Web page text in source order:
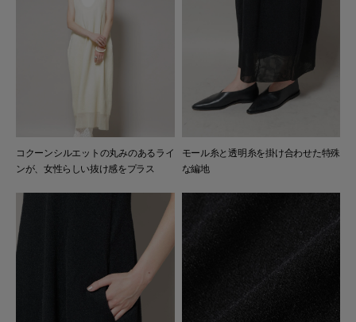
コクーンシルエットの丸みのあるライ
ンが、女性らしい抜け感をプラス
モール糸と透明糸を掛け合わせた特殊
な編地